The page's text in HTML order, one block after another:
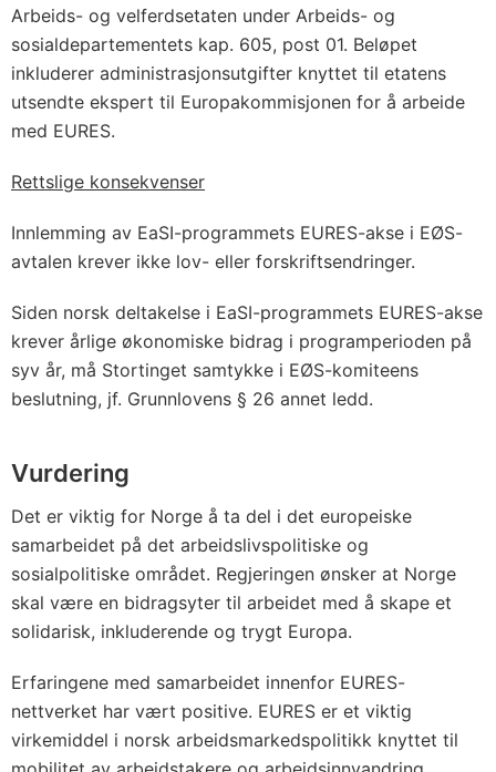
Arbeids- og velferdsetaten under Arbeids- og
sosialdepartementets kap. 605, post 01. Beløpet
inkluderer administrasjonsutgifter knyttet til etatens
utsendte ekspert til Europakommisjonen for å arbeide
med EURES.
Rettslige konsekvenser
Innlemming av EaSI-programmets EURES-akse i EØS-
avtalen krever ikke lov- eller forskriftsendringer.
Siden norsk deltakelse i EaSI-programmets EURES-akse
krever årlige økonomiske bidrag i programperioden på
syv år, må Stortinget samtykke i EØS-komiteens
beslutning, jf. Grunnlovens § 26 annet ledd.
Vurdering
Det er viktig for Norge å ta del i det europeiske
samarbeidet på det arbeidslivspolitiske og
sosialpolitiske området. Regjeringen ønsker at Norge
skal være en bidragsyter til arbeidet med å skape et
solidarisk, inkluderende og trygt Europa.
Erfaringene med samarbeidet innenfor EURES-
nettverket har vært positive. EURES er et viktig
virkemiddel i norsk arbeidsmarkedspolitikk knyttet til